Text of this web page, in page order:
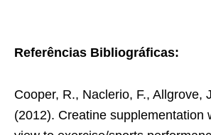
Referências Bibliográficas:
Cooper, R., Naclerio, F., Allgrove,
(2012). Creatine supplementation